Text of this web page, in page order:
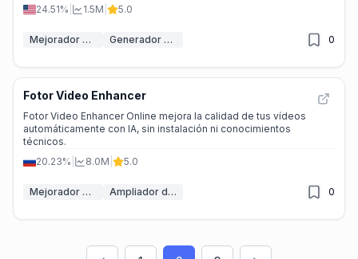
24.51%
1.5M 5.0
Mejorador de vídeo Generador de subtítulos con IA 0
Fotor Video Enhancer
Fotor Video Enhancer Online mejora la calidad de tus vídeos
automáticamente con IA, sin instalación ni conocimientos
técnicos.
20.23%
8.0M 5.0
Mejorador de vídeo Ampliador de vídeo IA 0